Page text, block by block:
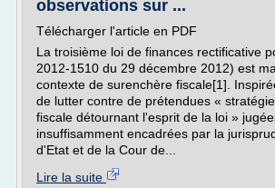
observations sur ...
Télécharger l'article en PDF
La troisième loi de finances rectificative
2012-1510 du 29 décembre 2012) est
contexte de surenchère fiscale[1].
de lutter contre de prétendues «
fiscale détournant l'esprit de la loi »
insuffisamment encadrées par la
d'Etat et de la Cour de...
Lire la suite